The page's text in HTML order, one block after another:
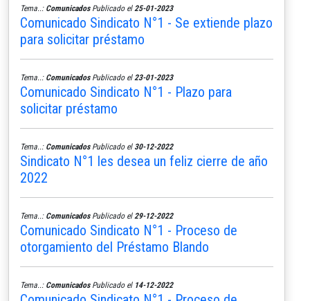
Tema..: ComunicadosPublicado el 25-01-2023
Comunicado Sindicato N°1 - Se extiende plazo
para solicitar préstamo
Tema..: ComunicadosPublicado el 23-01-2023
Comunicado Sindicato N°1 - Plazo para
solicitar préstamo
Tema..: ComunicadosPublicado el 30-12-2022
Sindicato N°1 les desea un feliz cierre de año
2022
Tema..: ComunicadosPublicado el 29-12-2022
Comunicado Sindicato N°1 - Proceso de
otorgamiento del Préstamo Blando
Tema..: ComunicadosPublicado el 14-12-2022